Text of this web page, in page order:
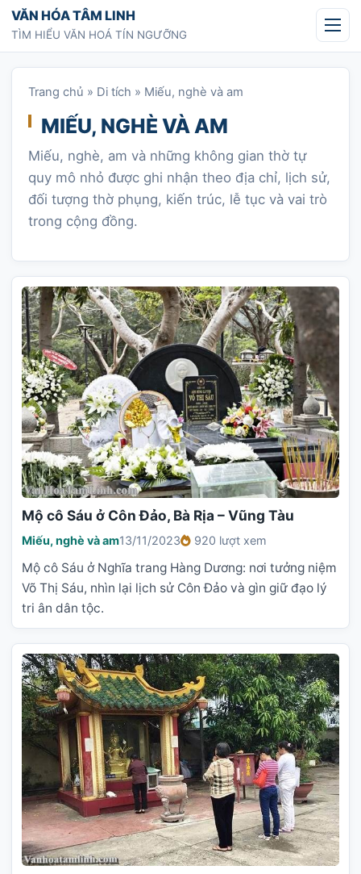
Chuyển tới nội dung
VĂN HÓA TÂM LINH
TÌM HIỂU VĂN HOÁ TÍN NGƯỠNG
Trang chủ » Di tích » Miếu, nghè và am
MIẾU, NGHÈ VÀ AM
Miếu, nghè, am và những không gian thờ tự
quy mô nhỏ được ghi nhận theo địa chỉ, lịch sử,
đối tượng thờ phụng, kiến trúc, lễ tục và vai trò
trong cộng đồng.
Mộ cô Sáu ở Côn Đảo, Bà Rịa – Vũng Tàu
Miếu, nghè và am13/11/2023 920 lượt xem
Mộ cô Sáu ở Nghĩa trang Hàng Dương: nơi tưởng niệm
Võ Thị Sáu, nhìn lại lịch sử Côn Đảo và gìn giữ đạo lý
tri ân dân tộc.